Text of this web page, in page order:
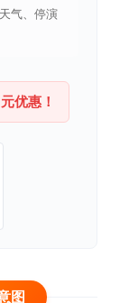
气、停演
优惠！
图